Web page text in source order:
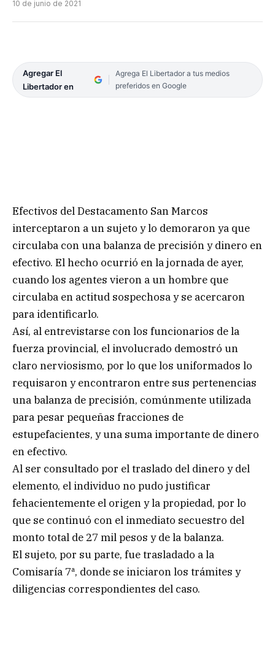
10 de junio de 2021
Agregar El
Libertador en
Agrega El Libertador a tus medios
preferidos en Google
Efectivos del Destacamento San Marcos
interceptaron a un sujeto y lo demoraron ya que
circulaba con una balanza de precisión y dinero en
efectivo. El hecho ocurrió en la jornada de ayer,
cuando los agentes vieron a un hombre que
circulaba en actitud sospechosa y se acercaron
para identificarlo.
Así, al entrevistarse con los funcionarios de la
fuerza provincial, el involucrado demostró un
claro nerviosismo, por lo que los uniformados lo
requisaron y encontraron entre sus pertenencias
una balanza de precisión, comúnmente utilizada
para pesar pequeñas fracciones de
estupefacientes, y una suma importante de dinero
en efectivo.
Al ser consultado por el traslado del dinero y del
elemento, el individuo no pudo justificar
fehacientemente el origen y la propiedad, por lo
que se continuó con el inmediato secuestro del
monto total de 27 mil pesos y de la balanza.
El sujeto, por su parte, fue trasladado a la
Comisaría 7ª, donde se iniciaron los trámites y
diligencias correspondientes del caso.